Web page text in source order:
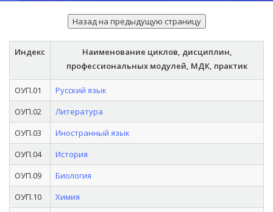
Индекс
Наименование циклов, дисциплин,
профессиональных модулей, МДК, практик
ОУП.01
Русский язык
ОУП.02
Литература
ОУП.03
Иностранный язык
ОУП.04
История
ОУП.09
Биология
ОУП.10
Химия